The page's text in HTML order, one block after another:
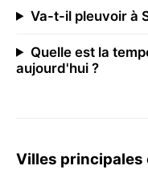
Va-t-il pleuvoir à
Quelle est la
aujourd'hui ?
Villes principales